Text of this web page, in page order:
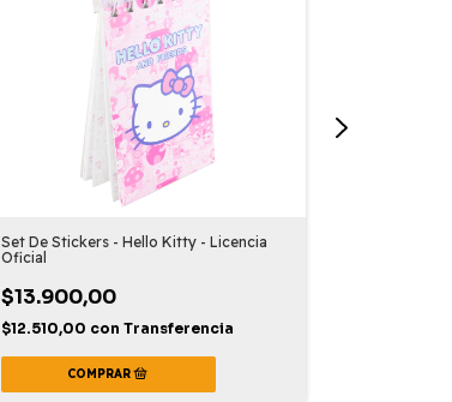
Set De Stickers - Hello Kitty - Licencia
Oficial
$13.900,00
$12.510,00 con Transferencia